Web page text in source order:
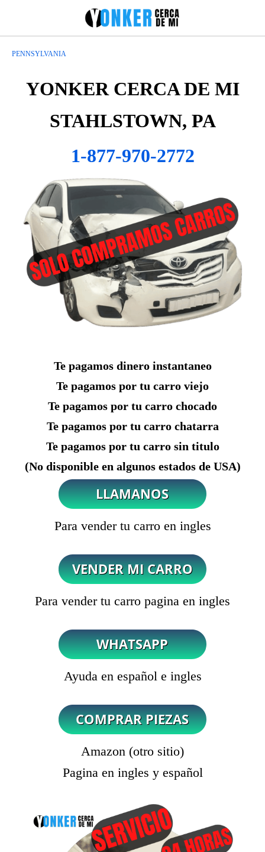
PENNSYLVANIA
YONKER CERCA DE MI
STAHLSTOWN, PA
1-877-970-2772
Te pagamos dinero instantaneo
Te pagamos por tu carro viejo
Te pagamos por tu carro chocado
Te pagamos por tu carro chatarra
Te pagamos por tu carro sin titulo
(No disponible en algunos estados de USA)
Para vender tu carro en ingles
Para vender tu carro pagina en ingles
Ayuda en español e ingles
Amazon (otro sitio)
Pagina en ingles y español